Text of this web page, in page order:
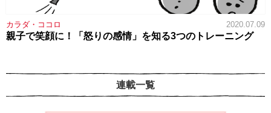
カラダ・ココロ 2020.07.09
親子で笑顔に！「怒りの感情」を知る3つのトレーニング
連載一覧